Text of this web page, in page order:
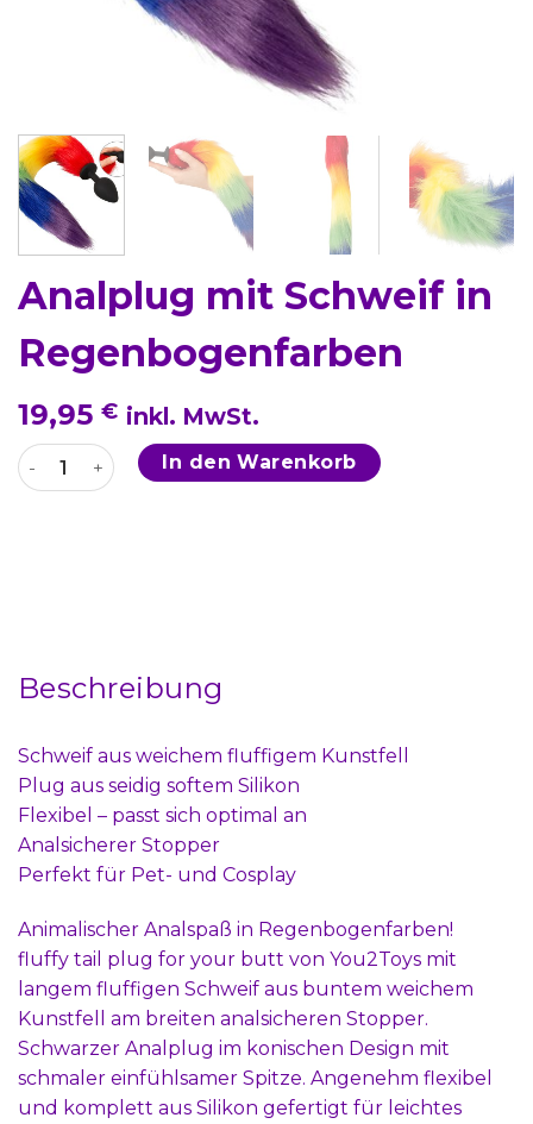
Analplug mit Schweif in
Regenbogenfarben
19,95 € inkl. MwSt.
Analplug mit Schweif in Regenbogenfarben Menge
In den Warenkorb
Beschreibung
Schweif aus weichem fluffigem Kunstfell
Plug aus seidig softem Silikon
Flexibel – passt sich optimal an
Analsicherer Stopper
Perfekt für Pet- und Cosplay
Animalischer Analspaß in Regenbogenfarben!
fluffy tail plug for your butt von You2Toys mit
langem fluffigen Schweif aus buntem weichem
Kunstfell am breiten analsicheren Stopper.
Schwarzer Analplug im konischen Design mit
schmaler einfühlsamer Spitze. Angenehm flexibel
und komplett aus Silikon gefertigt für leichtes